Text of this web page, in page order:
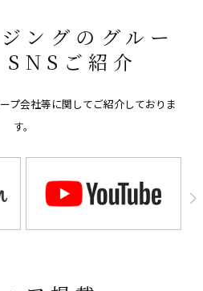
ングのグルー
SNSご紹介
プ会社等に関してご紹介しておりま
す。